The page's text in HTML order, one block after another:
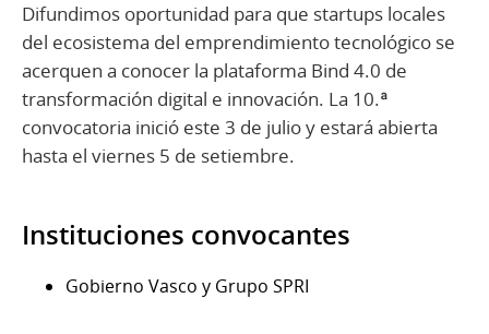
Difundimos oportunidad para que startups locales
del ecosistema del emprendimiento tecnológico se
acerquen a conocer la plataforma Bind 4.0 de
transformación digital e innovación. La 10.ª
convocatoria inició este 3 de julio y estará abierta
hasta el viernes 5 de setiembre.
Instituciones convocantes
Gobierno Vasco y Grupo SPRI